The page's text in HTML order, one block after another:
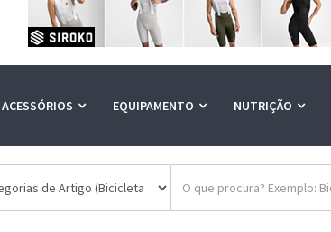
ACESSÓRIOS EQUIPAMENTO NUTRIÇÃO